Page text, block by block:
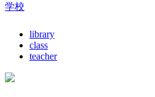
学校
library
class
teacher